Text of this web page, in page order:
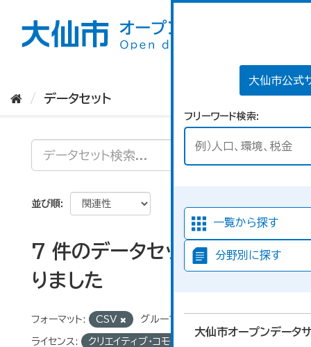
大仙市公式
フリーワード検索
一覧から探す
分野別に探す
大仙市オープンデータ
データセット
並び順
7 件のデータセットが見つか
りました
フォーマット: CSV グループ:
ライセンス: クリエイティブ・コモンズ 表示